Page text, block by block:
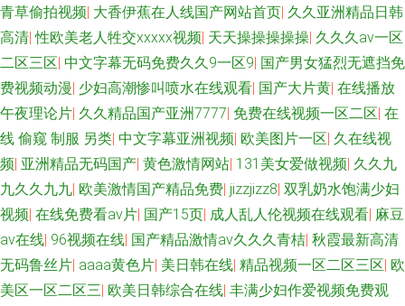
青草偷拍视频| 大香伊蕉在人线国产网站首页| 久久亚洲精品日韩
高清|性欧美老人牲交xxxxx视频| 天天操操操操操| 久久久av一区
二区三区| 中文字幕无码免费久久9一区9| 国产男女猛烈无遮挡免
费视频动漫| 少妇高潮惨叫喷水在线观看| 国产大片黄| 在线播放
午夜理论片| 久久精品国产亚洲7777| 免费在线视频一区二区| 在
线 偷窥 制服 另类| 中文字幕亚洲视频| 欧美图片一区| 久在线视
频| 亚洲精品无码国产| 黄色激情网站| 131美女爱做视频| 久久九
九久久九九| 欧美激情国产精品免费| jizzjizz8| 双乳奶水饱满少妇
视频| 在线免费看av片| 国产15页| 成人乱人伦视频在线观看| 麻豆
av在线| 96视频在线| 国产精品激情av久久久青桔| 秋霞最新高清
无码鲁丝片| aaaa黄色片| 美日韩在线| 精品视频一区二区三区| 欧
美区一区二区三| 欧美日韩综合在线| 丰满少妇作爱视频免费观